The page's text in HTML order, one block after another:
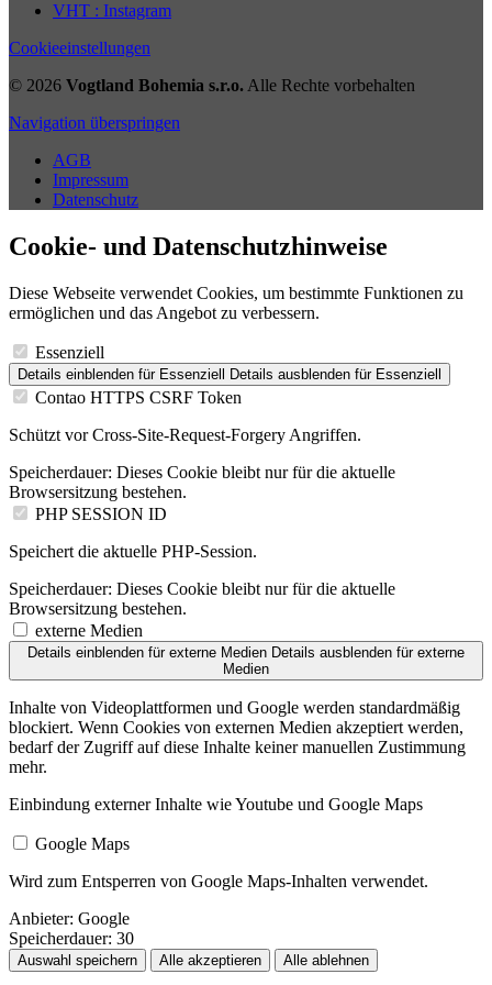
VHT : Instagram
Cookieeinstellungen
© 2026 Vogtland Bohemia s.r.o. Alle Rechte vorbehalten
Navigation überspringen
AGB
Impressum
Datenschutz
Cookie- und Datenschutzhinweise
Diese Webseite verwendet Cookies, um bestimmte Funktionen zu
ermöglichen und das Angebot zu verbessern.
Essenziell
Details einblenden für Essenziell Details ausblenden für Essenziell
Contao HTTPS CSRF Token
Schützt vor Cross-Site-Request-Forgery Angriffen.
Speicherdauer: Dieses Cookie bleibt nur für die aktuelle
Browsersitzung bestehen.
PHP SESSION ID
Speichert die aktuelle PHP-Session.
Speicherdauer: Dieses Cookie bleibt nur für die aktuelle
Browsersitzung bestehen.
externe Medien
Details einblenden für externe Medien Details ausblenden für externe
Medien
Inhalte von Videoplattformen und Google werden standardmäßig
blockiert. Wenn Cookies von externen Medien akzeptiert werden,
bedarf der Zugriff auf diese Inhalte keiner manuellen Zustimmung
mehr.
Einbindung externer Inhalte wie Youtube und Google Maps
Google Maps
Wird zum Entsperren von Google Maps-Inhalten verwendet.
Anbieter: Google
Speicherdauer: 30
Auswahl speichern Alle akzeptieren Alle ablehnen